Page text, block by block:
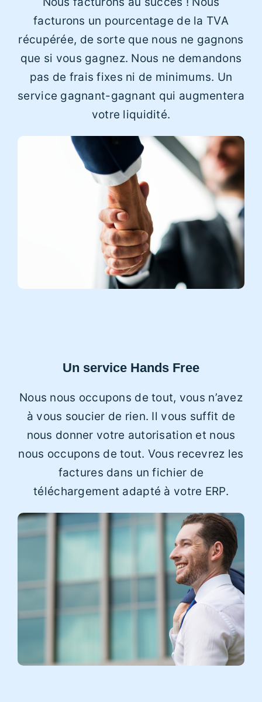
facturons un pourcentage de la TVA
récupérée, de sorte que nous ne gagnons
que si vous gagnez. Nous ne demandons
pas de frais fixes ni de minimums. Un
service gagnant-gagnant qui augmentera
votre liquidité.
Un service Hands Free
Nous nous occupons de tout, vous n’avez
à vous soucier de rien. Il vous suffit de
nous donner votre autorisation et nous
nous occupons de tout. Vous recevrez les
factures dans un fichier de
téléchargement adapté à votre ERP.